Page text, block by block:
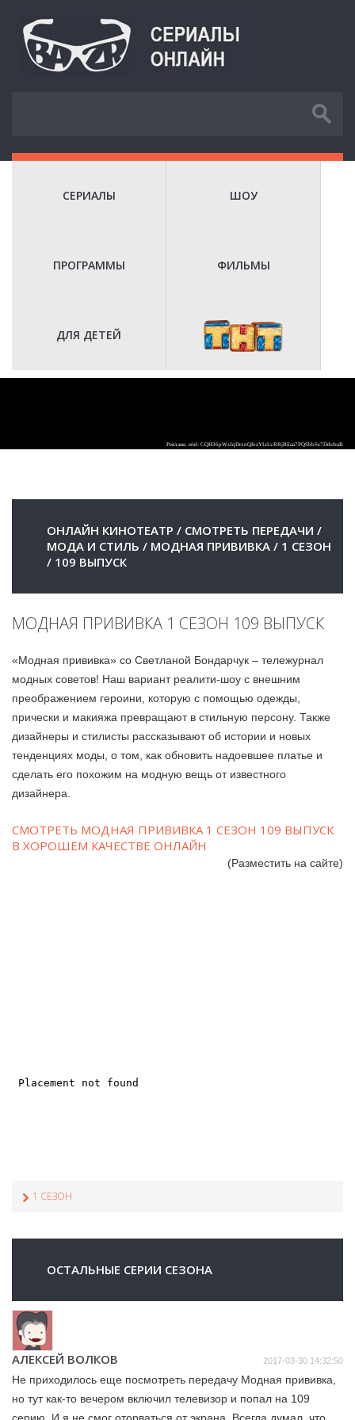
СЕРИАЛЫ ШОУ
ПРОГРАММЫ ФИЛЬМЫ
ДЛЯ ДЕТЕЙ
ОНЛАЙН КИНОТЕАТР / СМОТРЕТЬ ПЕРЕДАЧИ /
МОДА И СТИЛЬ / МОДНАЯ ПРИВИВКА / 1 СЕЗОН
/ 109 ВЫПУСК
МОДНАЯ ПРИВИВКА 1 СЕЗОН 109 ВЫПУСК
«Модная прививка» со Светланой Бондарчук – тележурнал
модных советов! Наш вариант реалити-шоу с внешним
преображением героини, которую с помощью одежды,
прически и макияжа превращают в стильную персону. Также
дизайнеры и стилисты рассказывают об истории и новых
тенденциях моды, о том, как обновить надоевшее платье и
сделать его похожим на модную вещь от известного
дизайнера.
СМОТРЕТЬ МОДНАЯ ПРИВИВКА 1 СЕЗОН 109 ВЫПУСК
В ХОРОШЕМ КАЧЕСТВЕ ОНЛАЙН
(Разместить на сайте)
1 СЕЗОН
ОСТАЛЬНЫЕ СЕРИИ СЕЗОНА
АЛЕКСЕЙ ВОЛКОВ 2017-03-30 14:32:50
Не приходилось еще посмотреть передачу Модная прививка,
но тут как-то вечером включил телевизор и попал на 109